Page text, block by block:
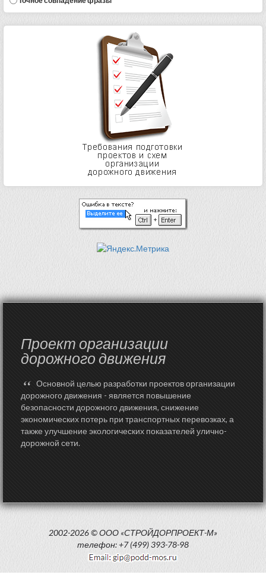
Проект организации
дорожного движения
“ Основной целью разработки проектов организации
дорожного движения - является повышение
безопасности дорожного движения, снижение
экономических потерь при транспортных перевозках, а
также улучшение экологических показателей улично-
дорожной сети.
2002-2026 © ООО «СТРОЙДОРПРОЕКТ-М»
телефон: +7 (499) 393-78-98